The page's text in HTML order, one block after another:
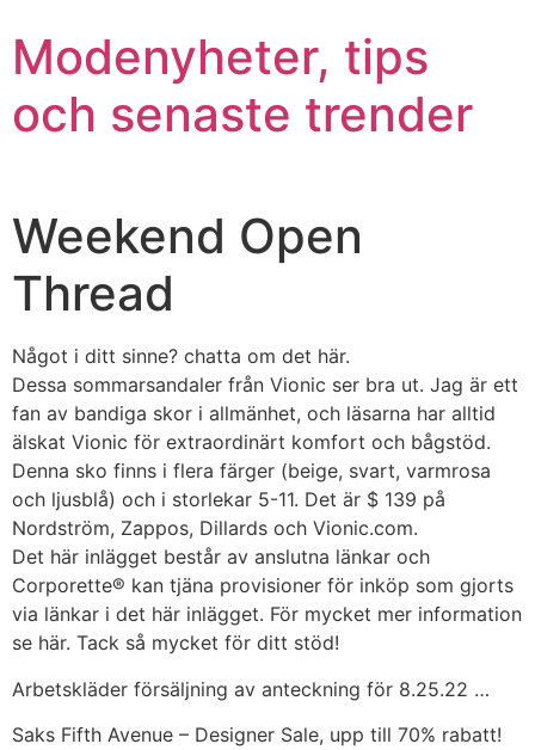
Modenyheter, tips
och senaste trender
Weekend Open
Thread
Något i ditt sinne? chatta om det här.
Dessa sommarsandaler från Vionic ser bra ut. Jag är ett
fan av bandiga skor i allmänhet, och läsarna har alltid
älskat Vionic för extraordinärt komfort och bågstöd.
Denna sko finns i flera färger (beige, svart, varmrosa
och ljusblå) och i storlekar 5-11. Det är $ 139 på
Nordström, Zappos, Dillards och Vionic.com.
Det här inlägget består av anslutna länkar och
Corporette® kan tjäna provisioner för inköp som gjorts
via länkar i det här inlägget. För mycket mer information
se här. Tack så mycket för ditt stöd!
Arbetskläder försäljning av anteckning för 8.25.22 …
Saks Fifth Avenue – Designer Sale, upp till 70% rabatt!